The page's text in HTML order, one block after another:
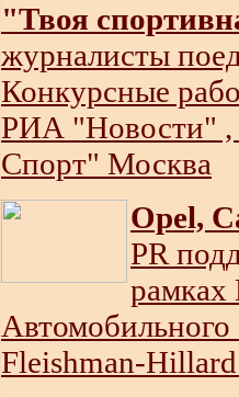
"Твоя
журналисты
Конкурсные
РИА "Новости" ,
Спорт" Москва
Opel,
PR
рамках
Автомобильного
Fleishman-